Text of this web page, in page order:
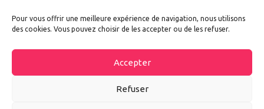
Pour vous offrir une meilleure expérience de navigation, nous utilisons
des cookies. Vous pouvez choisir de les accepter ou de les refuser.
Accepter
Refuser